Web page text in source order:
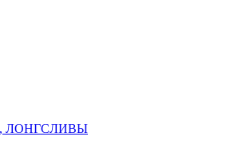
ЛОНГСЛИВЫ